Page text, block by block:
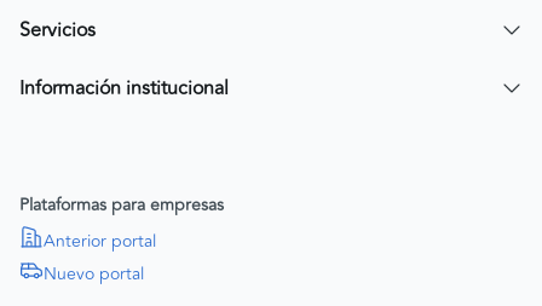
Compra tu SOAT
Servicios
Compra y Venta Segura
Información institucional
Política de Derechos Humanos
SAGRILAFT
Plataformas para empresas
Anterior portal
Nuevo portal